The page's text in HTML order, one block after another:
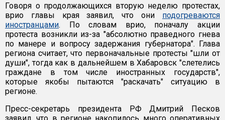
Говоря о продолжающихся вторую неделю протестах,
врио главы края заявил, что они подогреваются
иностранцами. По словам врио, поначалу акции
протеста возникли из-за "абсолютно праведного гнева
по манере и вопросу задержания губернатора". Глава
региона считает, что первоначальные протесты "шли от
души", тогда как в дальнейшем в Хабаровск "слетелись
граждане в том числе иностранных государств",
которые якобы пытаются "раскачать" ситуацию в
регионе.
Пресс-секретарь президента РФ Дмитрий Песков
заявил, что в регионе накопилось много оперативных